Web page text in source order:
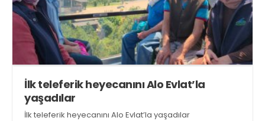
İlk teleferik heyecanını Alo Evlat’la
yaşadılar
İlk teleferik heyecanını Alo Evlat’la yaşadılar